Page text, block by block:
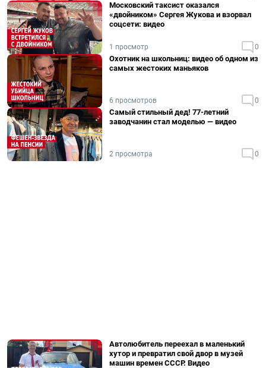
Московский таксист оказался
«двойником» Сергея Жукова и взорвал
соцсети: видео
1 просмотр 0
Охотник на школьниц: видео об одном из
самых жестоких маньяков
6 просмотров 0
Самый стильный дед! 77-летний
заводчанин стал моделью — видео
2 просмотра 0
Автолюбитель переехал в маленький
хутор и превратил свой двор в музей
машин времен СССР. Видео